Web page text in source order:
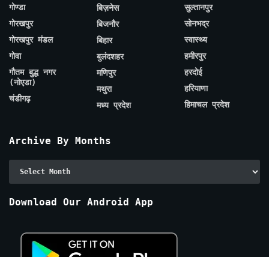
गोण्डा
गोरखपुर
गोरखपुर मंडल
गोवा
गौतम बुद्ध नगर
(नोएडा)
चंडीगढ़
बिज़नेस
बिजनौर
बिहार
बुलंदशहर
मणिपुर
मथुरा
मध्य प्रदेश
सुल्तानपुर
सोनभद्र
स्वास्थ्य
हमीरपुर
हरदोई
हरियाणा
हिमाचल प्रदेश
Archive By Months
Download Our Android App